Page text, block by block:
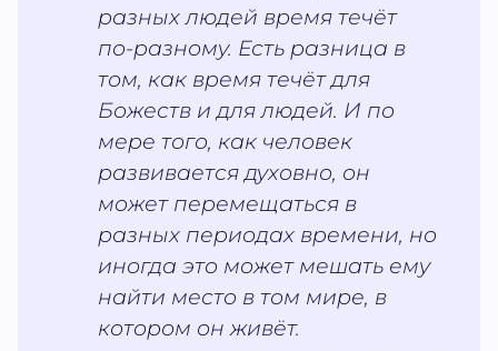
разных людей время течёт
по-разному. Есть разница в
том, как время течёт для
Божеств и для людей. И по
мере того, как человек
развивается духовно, он
может перемещаться в
разных периодах времени, но
иногда это может мешать ему
найти место в том мире, в
котором он живёт.